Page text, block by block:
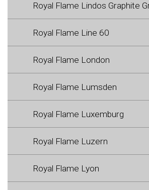
Royal Flame Lindos Graphite
Royal Flame Line 60
Royal Flame London
Royal Flame Lumsden
Royal Flame Luxemburg
Royal Flame Luzern
Royal Flame Lyon